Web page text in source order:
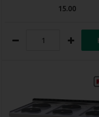
15.00